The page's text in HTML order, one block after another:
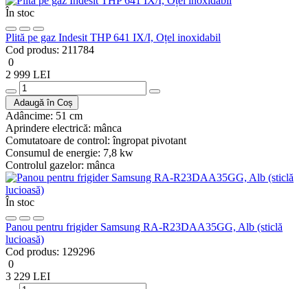
În stoc
Plită pe gaz Indesit THP 641 IX/I, Oțel inoxidabil
Cod produs: 211784
0
2 999 LEI
Adaugă în Coș
Adâncime: 51 cm
Aprindere electrică: mânca
Comutatoare de control: îngropat pivotant
Consumul de energie: 7,8 kw
Controlul gazelor: mânca
În stoc
Panou pentru frigider Samsung RA-R23DAA35GG, Alb (sticlă
lucioasă)
Cod produs: 129296
0
3 229 LEI